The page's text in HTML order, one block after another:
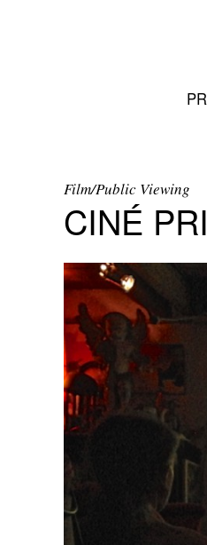
Film/Public Viewing
CINÉ